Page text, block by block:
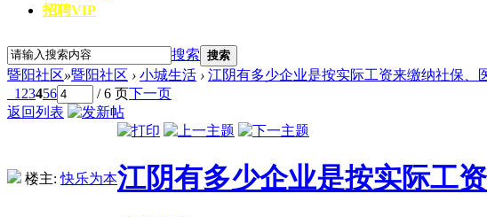
招聘VIP
搜索 搜索
暨阳社区»暨阳社区 › 小城生活 › 江阴有多少企业是按实际工资来缴纳社保、
1 23456 / 6 页下一页
返回列表
楼主:快乐为本江阴有多少企业是按实际工